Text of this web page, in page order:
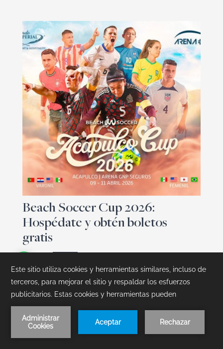
Beach Soccer Cup 2026:
Hospédate y obtén boletos
gratis
Reserva en Mundo Imperial y recibe un boleto
por persona. ¡Disfruta el mejor fútbol de playa
en la Arena GNP Seguros!
Leer Artículo